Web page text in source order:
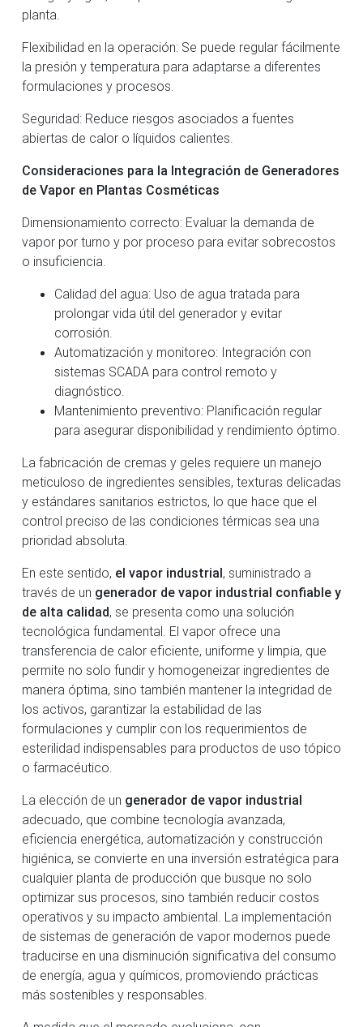
planta.
Flexibilidad en la operación: Se puede regular fácilmente
la presión y temperatura para adaptarse a diferentes
formulaciones y procesos.
Seguridad: Reduce riesgos asociados a fuentes
abiertas de calor o líquidos calientes.
Consideraciones para la Integración de Generadores
de Vapor en Plantas Cosméticas
Dimensionamiento correcto: Evaluar la demanda de
vapor por turno y por proceso para evitar sobrecostos
o insuficiencia.
Calidad del agua: Uso de agua tratada para
prolongar vida útil del generador y evitar
corrosión.
Automatización y monitoreo: Integración con
sistemas SCADA para control remoto y
diagnóstico.
Mantenimiento preventivo: Planificación regular
para asegurar disponibilidad y rendimiento óptimo.
La fabricación de cremas y geles requiere un manejo
meticuloso de ingredientes sensibles, texturas delicadas
y estándares sanitarios estrictos, lo que hace que el
control preciso de las condiciones térmicas sea una
prioridad absoluta.
En este sentido, el vapor industrial, suministrado a
través de un generador de vapor industrial confiable y
de alta calidad, se presenta como una solución
tecnológica fundamental. El vapor ofrece una
transferencia de calor eficiente, uniforme y limpia, que
permite no solo fundir y homogeneizar ingredientes de
manera óptima, sino también mantener la integridad de
los activos, garantizar la estabilidad de las
formulaciones y cumplir con los requerimientos de
esterilidad indispensables para productos de uso tópico
o farmacéutico.
La elección de un generador de vapor industrial
adecuado, que combine tecnología avanzada,
eficiencia energética, automatización y construcción
higiénica, se convierte en una inversión estratégica para
cualquier planta de producción que busque no solo
optimizar sus procesos, sino también reducir costos
operativos y su impacto ambiental. La implementación
de sistemas de generación de vapor modernos puede
traducirse en una disminución significativa del consumo
de energía, agua y químicos, promoviendo prácticas
más sostenibles y responsables.